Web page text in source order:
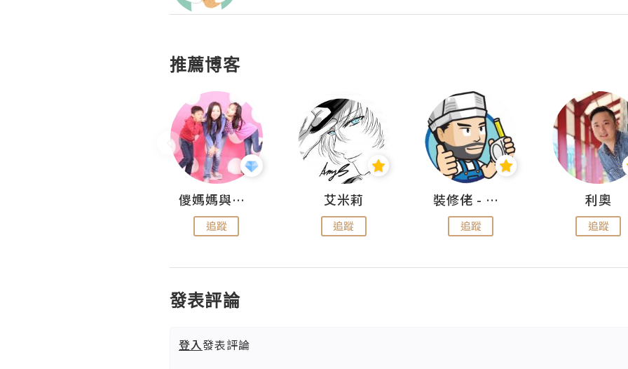
推薦博客
儍媽媽與兩隻小魔怪之家
追蹤
艾米莉
追蹤
裝修佬 - 香港一站式網上裝修平台
追蹤
利奧
追蹤
發表評論
登入發表評論